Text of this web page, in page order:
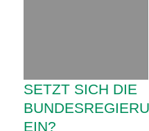
SETZT SICH DIE
EIN?